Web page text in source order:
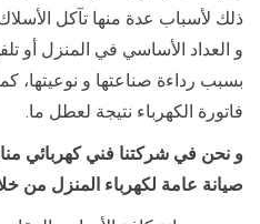
ذلك لأسباب عدة منها تآكل الأسلاك
و العداد الأساسي في المنزل أو
بسبب رداءة صناعتها و نوعيتها،
فاتورة الكهرباء نتيجة لعطل ما.
و نحن في شركتنا فني كهربائي
صيانة عامة لكهرباء المنزل من